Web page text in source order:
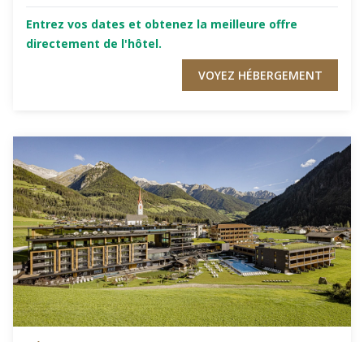
Entrez vos dates et obtenez la meilleure offre
directement de l'hôtel.
VOYEZ HÉBERGEMENT